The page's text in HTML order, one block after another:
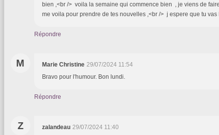
bien ,<br /> voila la semaine qui commence bien , je viens de
me voila pour prendre de tes nouvelles ,<br /> j espere que tu
Répondre
M Marie Christine 29/07/2024 11:54
Bravo pour l'humour. Bon lundi.
Répondre
Z zalandeau 29/07/2024 11:40